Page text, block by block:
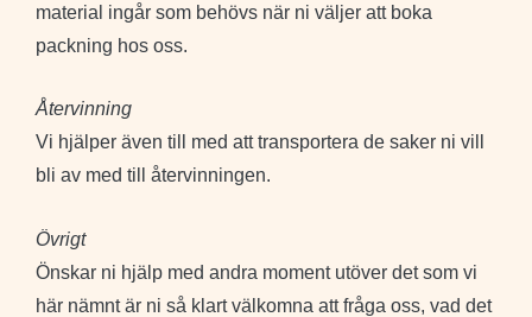
material ingår som behövs när ni väljer att boka
packning hos oss.
Återvinning
Vi hjälper även till med att transportera de saker ni vill
bli av med till återvinningen.
Övrigt
Önskar ni hjälp med andra moment utöver det som vi
här nämnt är ni så klart välkomna att fråga oss, vad det